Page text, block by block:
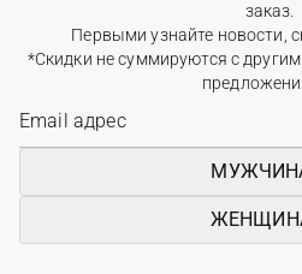
заказ.
Первыми узнайте новости,
*Скидки не суммируются с